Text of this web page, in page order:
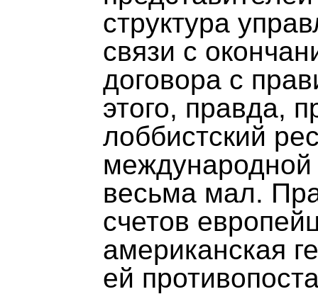
структура
связи с
договора с
этого, правда,
лоббистский
международной
весьма мал.
счетов
американская
ей